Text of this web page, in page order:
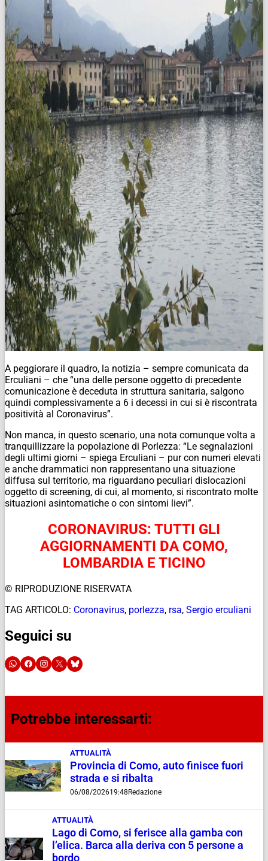
A peggiorare il quadro, la notizia – sempre comunicata da
Erculiani – che “una delle persone oggetto di precedente
comunicazione è deceduta in struttura sanitaria, salgono
quindi complessivamente a 6 i decessi in cui si è riscontrata
positività al Coronavirus”.
Non manca, in questo scenario, una nota comunque volta a
tranquillizzare la popolazione di Porlezza: “Le segnalazioni
degli ultimi giorni – spiega Erculiani – pur con numeri elevati
e anche drammatici non rappresentano una situazione
diffusa sul territorio, ma riguardano peculiari dislocazioni
oggetto di screening, di cui, al momento, si riscontrato molte
situazioni asintomatiche o con sintomi lievi”.
CORONAVIRUS: TUTTI GLI
AGGIORNAMENTI DA COMO,
LOMBARDIA E TICINO
© RIPRODUZIONE RISERVATA
TAG ARTICOLO: Coronavirus, porlezza, rsa, Sergio erculiani
Seguici su
Potrebbe interessarti:
ATTUALITÀ
Provincia di Como, auto finisce fuori
strada e si ribalta
06/08/202619:48Redazione
ATTUALITÀ
Lago di Como, si ferisce alla gamba con
l’elica. Barca alla deriva con 5 persone a
bordo